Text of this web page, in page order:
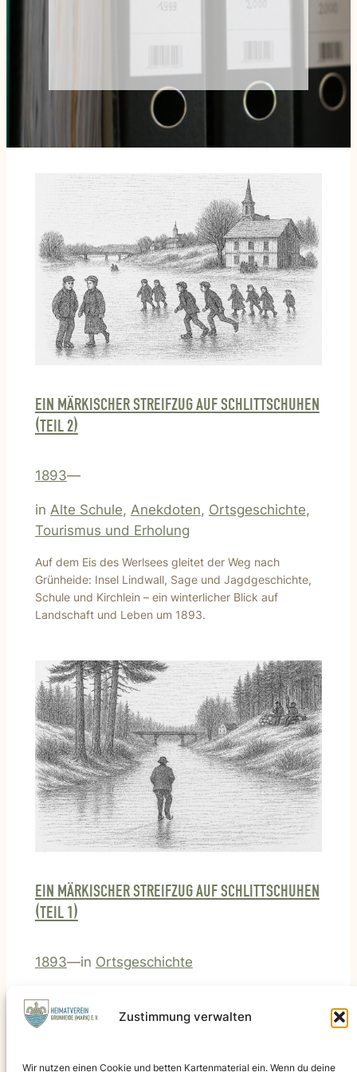
Zustimmung verwalten
Wir nutzen einen Cookie und betten Kartenmaterial ein. Wenn du deine
EIN MÄRKISCHER STREIFZUG AUF SCHLITTSCHUHEN
(TEIL 2)
1893—
in Alte Schule, Anekdoten, Ortsgeschichte
Tourismus und Erholung
Auf dem Eis des Werlsees gleitet der Weg nach
Grünheide: Insel Lindwall, Sage und Jagdgeschichte,
Schule und Kirchlein – ein winterlicher Blick auf
Landschaft und Leben um 1893.
EIN MÄRKISCHER STREIFZUG AUF SCHLITTSCHUHEN
(TEIL 1)
1893—in Ortsgeschichte
Über Flakensee und Löcknitz in den Winterwald; Erster
Teil einer historischen Winterfahrt auf Schlittschuhen